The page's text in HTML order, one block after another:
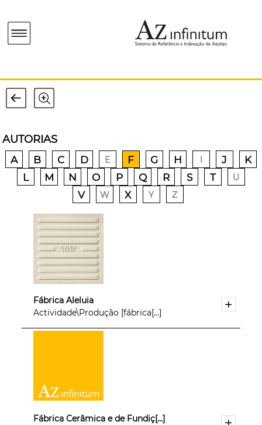
AUTORIAS
A B C D E F G H I J
K
L
M N O P Q R S T U
V W X Y Z
Fábrica Aleluia
Actividade\Produção [fábrica[...]
Fábrica Cerâmica e de Fundiç[...]